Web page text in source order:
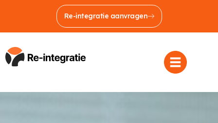
Re-integratie aanvragen